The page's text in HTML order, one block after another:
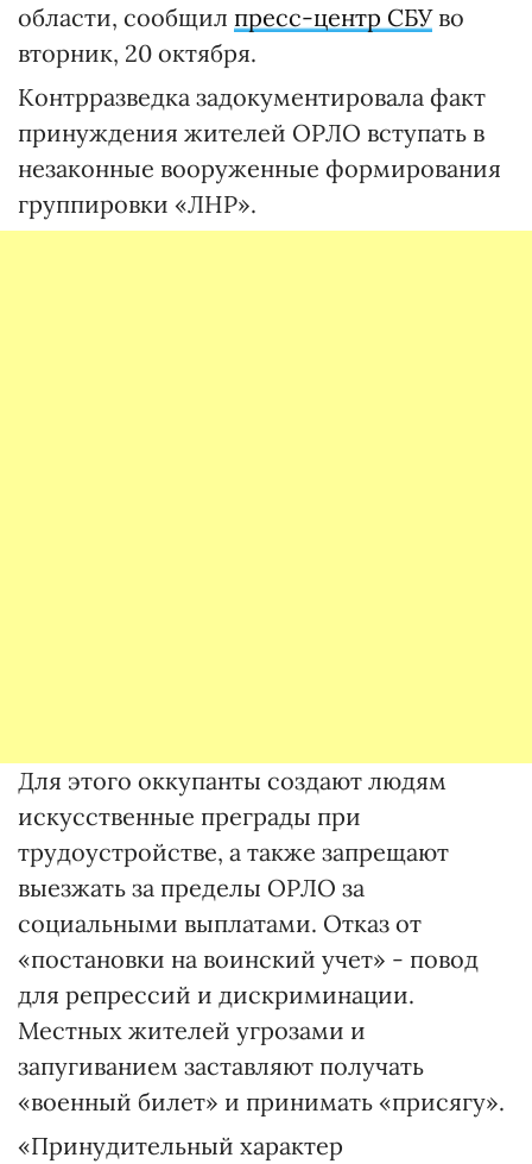
области, сообщил пресс-центр СБУво
вторник, 20 октября.
Контрразведка задокументировала факт
принуждения жителей ОРЛО вступать в
незаконные вооруженные формирования
группировки «ЛНР».
Для этого оккупанты создают людям
искусственные преграды при
трудоустройстве, а также запрещают
выезжать за пределы ОРЛО за
социальными выплатами. Отказ от
«постановки на воинский учет» - повод
для репрессий и дискриминации.
Местных жителей угрозами и
запугиванием заставляют получать
«военный билет» и принимать «присягу».
«Принудительный характер